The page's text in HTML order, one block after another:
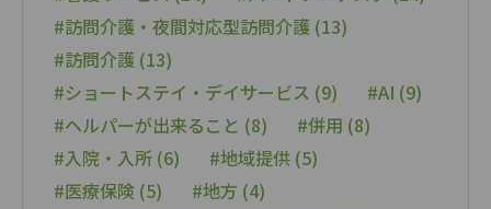
#訪問介護・夜間対応型訪問介護 (13)
#訪問介護 (13)
#ショートステイ・デイサービス (9)
#AI (9)
#ヘルパーが出来ること (8)
#併用 (8)
#入院・入所 (6)
#地域提供 (5)
#医療保険 (5)
#地方 (4)